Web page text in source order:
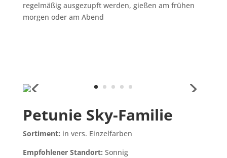
regelmäßig ausgezupft werden, gießen am frühen
morgen oder am Abend
Petunie Sky-Familie
Sortiment: in vers. Einzelfarben
Empfohlener Standort: Sonnig